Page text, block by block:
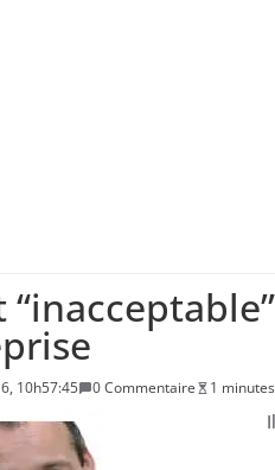
10h57:45 0 Commentaire 1